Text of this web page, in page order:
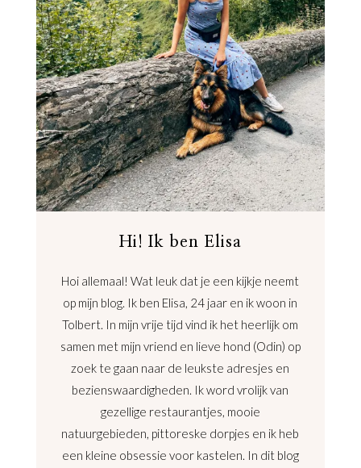
Hi! Ik ben Elisa
Hoi allemaal! Wat leuk dat je een kijkje neemt
op mijn blog. Ik ben Elisa, 24 jaar en ik woon in
Tolbert. In mijn vrije tijd vind ik het heerlijk om
samen met mijn vriend en lieve hond (Odin) op
zoek te gaan naar de leukste adresjes en
bezienswaardigheden. Ik word vrolijk van
gezellige restaurantjes, mooie
natuurgebieden, pittoreske dorpjes en ik heb
een kleine obsessie voor kastelen. In dit blog